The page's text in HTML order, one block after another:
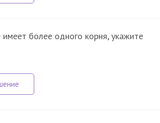
имеет более одного корня, укажите